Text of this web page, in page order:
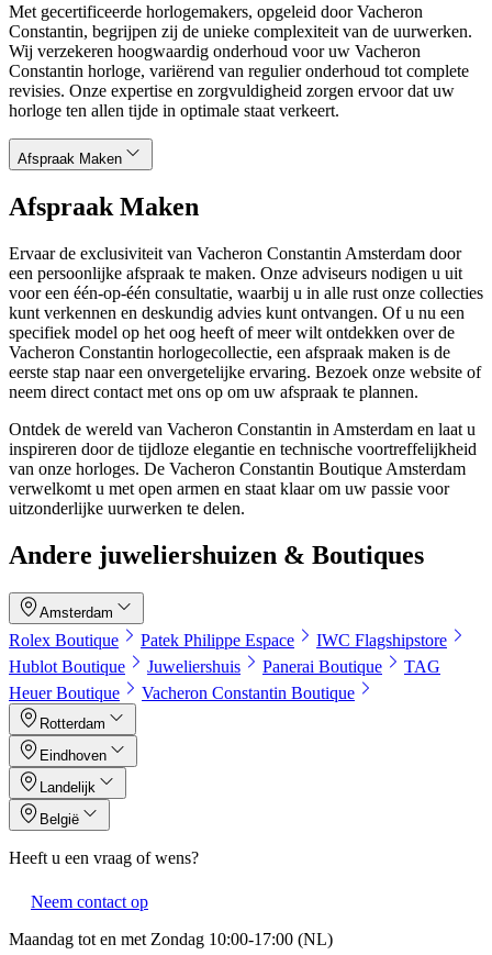
Met gecertificeerde horlogemakers, opgeleid door Vacheron
Constantin, begrijpen zij de unieke complexiteit van de uurwerken.
Wij verzekeren hoogwaardig onderhoud voor uw Vacheron
Constantin horloge, variërend van regulier onderhoud tot complete
revisies. Onze expertise en zorgvuldigheid zorgen ervoor dat uw
horloge ten allen tijde in optimale staat verkeert.
Afspraak Maken
Afspraak Maken
Ervaar de exclusiviteit van Vacheron Constantin Amsterdam door
een persoonlijke afspraak te maken. Onze adviseurs nodigen u uit
voor een één-op-één consultatie, waarbij u in alle rust onze collecties
kunt verkennen en deskundig advies kunt ontvangen. Of u nu een
specifiek model op het oog heeft of meer wilt ontdekken over de
Vacheron Constantin horlogecollectie, een afspraak maken is de
eerste stap naar een onvergetelijke ervaring. Bezoek onze website of
neem direct contact met ons op om uw afspraak te plannen.
Ontdek de wereld van Vacheron Constantin in Amsterdam en laat u
inspireren door de tijdloze elegantie en technische voortreffelijkheid
van onze horloges. De Vacheron Constantin Boutique Amsterdam
verwelkomt u met open armen en staat klaar om uw passie voor
uitzonderlijke uurwerken te delen.
Andere juweliershuizen & Boutiques
Amsterdam
Rolex Boutique Patek Philippe Espace
IWC Flagshipstore
Hublot Boutique
Juweliershuis Panerai Boutique
TAG
Heuer Boutique
Vacheron Constantin Boutique
Rotterdam
Eindhoven
Landelijk
België
Heeft u een vraag of wens?
Neem contact op
Maandag tot en met Zondag 10:00-17:00 (NL)